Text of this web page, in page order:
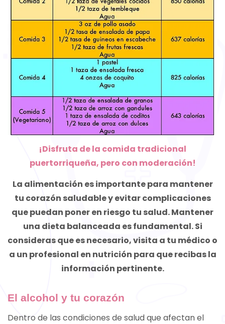
¡Disfruta de la comida tradicional
puertorriqueña, pero con moderación!
La alimentación es importante para mantener
tu corazón saludable y evitar complicaciones
que puedan poner en riesgo tu salud. Mantener
una dieta balanceada es fundamental. Si
consideras que es necesario, visita a tu médico o
a un profesional en nutrición para que recibas la
información pertinente.
El alcohol y tu corazón
Dentro de las condiciones de salud que afectan el